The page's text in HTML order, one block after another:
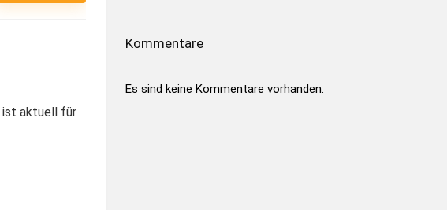
ist aktuell für
Kommentare
Es sind keine Kommentare vorhanden.